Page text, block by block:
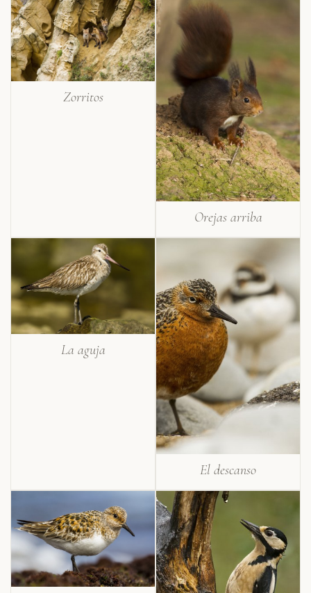
Zorritos
Orejas arriba
La aguja
El descanso